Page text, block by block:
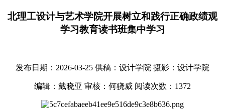
北理工设计与艺术学院开展树立和践行正确政绩观
学习教育读书班集中学习
发布日期：2026-03-25 供稿：设计学院 摄影：设计学院
编辑：戴晓亚 审核：何骁威 阅读次数： 1372